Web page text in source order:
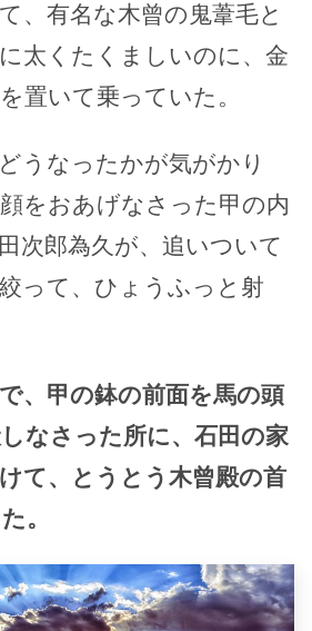
、有名な木曾の鬼葦毛と
太くたくましいのに、金
置いて乗っていた。
うなったかが気がかり
をおあげなさった甲の内
次郎為久が、追いついて
って、ひょうふっと射
、甲の鉢の前面を馬の頭
なさった所に、石田の家
て、とうとう木曾殿の首
。